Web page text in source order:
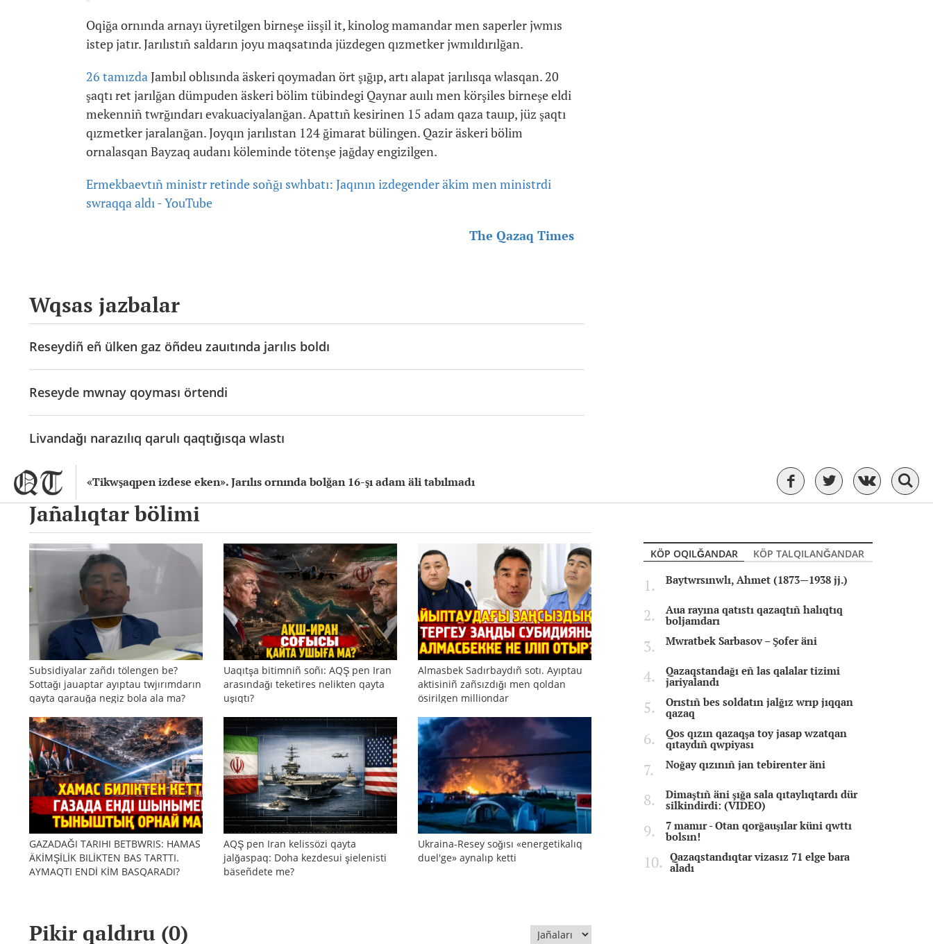
«Tikwşaqpen izdese eken». Jarılıs ornında bolğan 16-şı adam äli tabılmadı
Oqiğa ornında arnayı üyretilgen birneşe iisşil it, kinolog mamandar men saperler jwmıs
istep jatır. Jarılıstıñ saldarın joyu maqsatında jüzdegen qızmetker jwmıldırılğan.
26 tamızdaJambıl oblısında äskeri qoymadan ört şığıp, artı alapat jarılısqa wlasqan. 20
şaqtı ret jarılğan dümpuden äskeri bölim tübindegi Qaynar auılı men körşiles birneşe eldi
mekenniñ twrğındarı evakuaciyalanğan. Apattıñ kesirinen 15 adam qaza tauıp, jüz şaqtı
qızmetker jaralanğan. Joyqın jarılıstan 124 ğimarat bülingen. Qazir äskeri bölim
ornalasqan Bayzaq audanı köleminde tötenşe jağday engizilgen.
Ermekbaevtıñ ministr retinde soñğı swhbatı: Jaqının izdegender äkim men ministrdi
swraqqa aldı - YouTube
The Qazaq Times
Wqsas jazbalar
Reseydiñ eñ ülken gaz öñdeu zauıtında jarılıs boldı
Reseyde mwnay qoyması örtendi
Livandağı narazılıq qarulı qaqtığısqa wlastı
Jañalıqtar bölimi
Subsidiyalar zañdı tölengen be?
Sottağı jauaptar ayıptau twjırımdarın
qayta qarauğa negiz bola ala ma?
Uaqıtşa bitimniñ soñı: AQŞ pen Iran
arasındağı teketires nelikten qayta
uşıqtı?
Almasbek Sadırbaydıñ sotı. Ayıptau
aktisiniñ zañsızdığı men qoldan
ösirilgen milliondar
GAZADAĞI TARIHI BETBWRIS: HAMAS
ÄKİMŞİLİK BILİKTEN BAS TARTTI.
AYMAQTI ENDİ KİM BASQARADI?
AQŞ pen Iran kelissözi qayta
jalğaspaq: Doha kezdesui şielenisti
bäseñdete me?
Ukraina-Resey soğısı «energetikalıq
duel'ge» aynalıp ketti
Pikir qaldıru (0)
KÖP OQILĞANDAR
KÖP TALQILANĞANDAR
Baytwrsınwlı, Ahmet (1873—1938 jj.)
Aua rayına qatıstı qazaqtıñ halıqtıq
boljamdarı
Mwratbek Sarbasov – Şofer äni
Qazaqstandağı eñ las qalalar tizimi
jariyalandı
Orıstıñ bes soldatın jalğız wrıp jıqqan
qazaq
Qos qızın qazaqşa toy jasap wzatqan
qıtaydıñ qwpiyası
Noğay qızınıñ jan tebirenter äni
Dimaştıñ äni şığa sala qıtaylıqtardı dür
silkindirdi: (VIDEO)
7 mamır - Otan qorğauşılar küni qwttı
bolsın!
Qazaqstandıqtar vizasız 71 elge bara
aladı